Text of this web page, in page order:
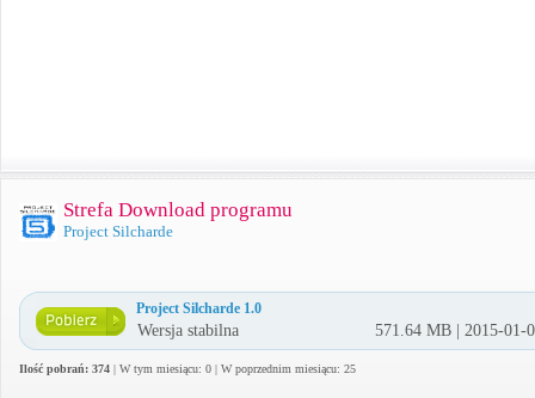
Strefa Download programu
Project Silcharde
Project Silcharde 1.0
Wersja stabilna 571.64 MB | 2015-01-
Ilość pobrań: 374 | W tym miesiącu: 0 | W poprzednim miesiącu: 25